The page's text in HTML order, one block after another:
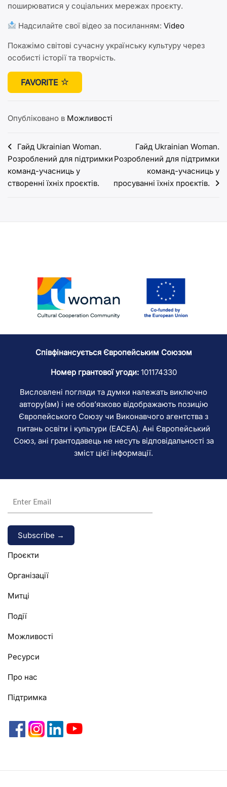
поширюватися у соціальних мережах проєкту.
Надсилайте свої відео за посиланням:Video
Покажімо світові сучасну українську культуру через
особисті історії та творчість.
FAVORITE
Опубліковано в Можливості
Навігація
записів
Гайд Ukrainian Woman.
Розроблений для підтримки
команд-учасниць у
створенні їхніх проєктів.
Гайд Ukrainian Woman.
Розроблений для підтримки
команд-учасниць у
просуванні їхніх проєктів.
Співфінансується Європейським Союзом
Номер грантової угоди:101174330
Висловлені погляди та думки належать виключно
автору(ам) і не обов’язково відображають позицію
Європейського Союзу чи Виконавчого агентства з
питань освіти і культури (EACEA). Ані Європейський
Союз, ані грантодавець не несуть відповідальності за
зміст цієї інформації.
Alternative:
Проєкти
Організації
Митці
Події
Можливості
Ресурси
Про нас
Підтримка